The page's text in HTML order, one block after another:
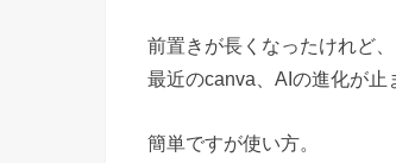
前置きが長くなったけれど、
最近のcanva、AIの進化が止
簡単ですが使い方。